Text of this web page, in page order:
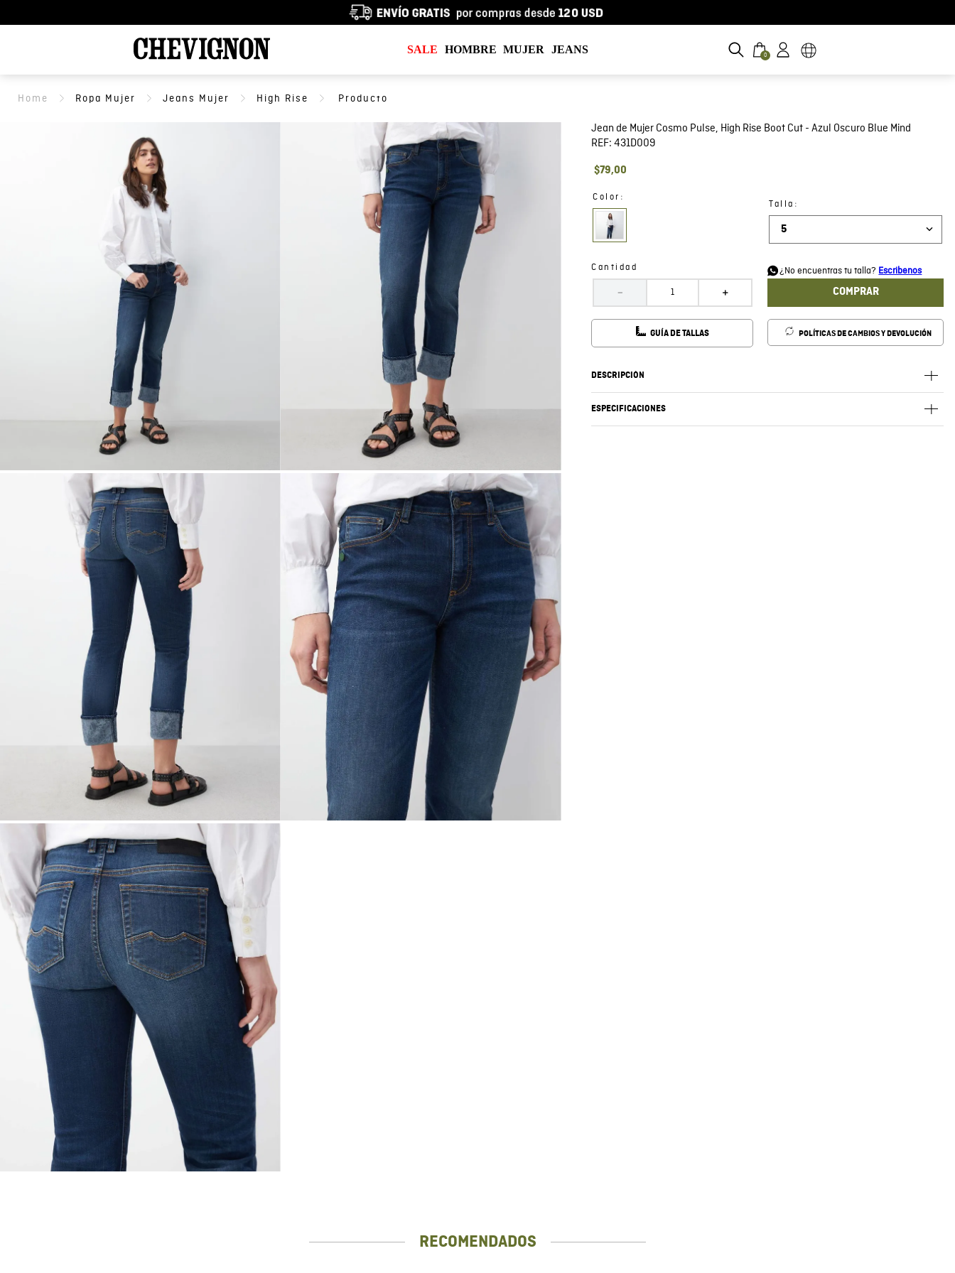
SALE HOMBRE MUJER JEANS 0
Ropa Mujer Jeans Mujer High Rise
Jean de Mujer Cosmo Pulse, High Rise Boot Cut - Azul Oscuro Blue Mind
REF:431D009
$79,00
Color :
Talla :
5
¿No encuentras tu talla? Escribenos
Cantidad
＋
－ COMPRAR
GUÍA DE TALLAS POLÍTICAS DE CAMBIOS Y DEVOLUCIÓN
DESCRIPCIÓN
ESPECIFICACIONES
RECOMENDADOS